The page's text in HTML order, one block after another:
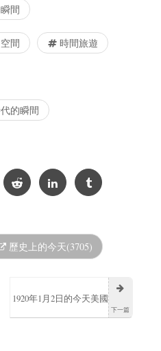
間
間 時間旅遊
的瞬間
歷史上的今天(3705)
下一篇
1920年1月2日的今天美國